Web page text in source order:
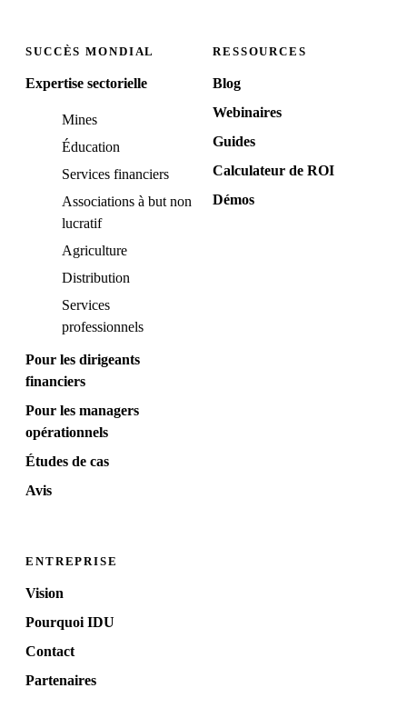
SUCCÈS MONDIAL
Expertise sectorielle
Mines
Éducation
Services financiers
Associations à but non
lucratif
Agriculture
Distribution
Services
professionnels
Pour les dirigeants
financiers
Pour les managers
opérationnels
Études de cas
Avis
RESSOURCES
Blog
Webinaires
Guides
Calculateur de ROI
Démos
ENTREPRISE
Vision
Pourquoi IDU
Contact
Partenaires